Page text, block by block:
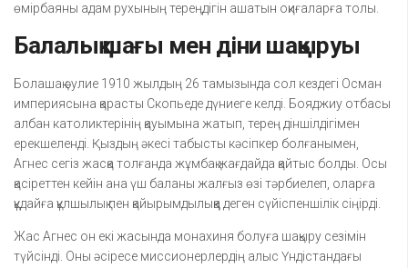
өмірбаяны адам рухының тереңдігін ашатын оқиғаларға толы.
Балалық шағы мен діни шақыруы
Болашақ әулие 1910 жылдың 26 тамызында сол кездегі Осман
империясына қарасты Скопьеде дүниеге келді. Бояджиу отбасы
албан католиктерінің қауымына жатып, терең діншілдігімен
ерекшеленді. Қыздың әкесі табысты кәсіпкер болғанымен,
Агнес сегіз жасқа толғанда жұмбақ жағдайда қайтыс болды. Осы
қасіреттен кейін ана үш баланы жалғыз өзі тәрбиелеп, оларға
құдайға құлшылық пен қайырымдылыққа деген сүйіспеншілік сіңірді.
Жас Агнес он екі жасында монахиня болуға шақыру сезімін
түйсінді. Оны әсіресе миссионерлердің алыс Үндістандағы